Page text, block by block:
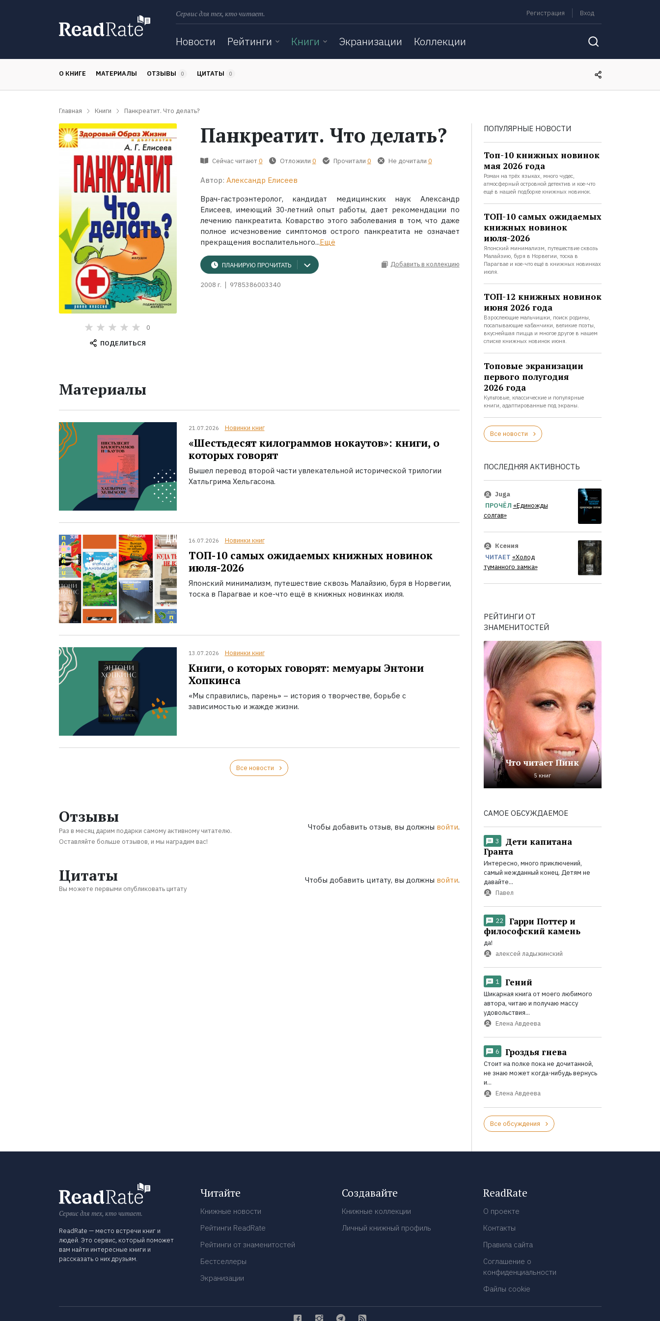
Сервис для тех, кто читает. Регистрация Вход
Новости Рейтинги Книги Экранизации Коллекции
О КНИГЕ МАТЕРИАЛЫ ОТЗЫВЫ 0 ЦИТАТЫ 0
Главная Книги Панкреатит. Что делать?
0
ПОДЕЛИТЬСЯ
Панкреатит. Что делать?
Сейчас читают 0 Отложили 0 Прочитали 0 Не дочитали 0
Автор: Александр Елисеев
Врач-гастроэнтеролог, кандидат медицинских наук Александр
Елисеев, имеющий 30-летний опыт работы, дает рекомендации по
лечению панкреатита. Коварство этого заболевания в том, что даже
полное исчезновение симптомов острого панкреатита не означает
прекращения воспалительного...Ещё
ПЛАНИРУЮ ПРОЧИТАТЬ Добавить в коллекцию
2008 г. 9785386003340
Материалы
21.07.2026 Новинки книг
«Шестьдесят килограммов нокаутов»: книги, о
которых говорят
Вышел перевод второй части увлекательной исторической трилогии
Хатльгрима Хельгасона.
16.07.2026 Новинки книг
ТОП-10 самых ожидаемых книжных новинок
июля-2026
Японский минимализм, путешествие сквозь Малайзию, буря в Норвегии,
тоска в Парагвае и кое-что ещё в книжных новинках июля.
13.07.2026 Новинки книг
Книги, о которых говорят: мемуары Энтони
Хопкинса
«Мы справились, парень» – история о творчестве, борьбе с
зависимостью и жажде жизни.
Все новости
Отзывы
Раз в месяц дарим подарки самому активному читателю.
Оставляйте больше отзывов, и мы наградим вас!
Чтобы добавить отзыв, вы должны войти.
Цитаты
Вы можете первыми опубликовать цитату
Чтобы добавить цитату, вы должны войти.
ПОПУЛЯРНЫЕ НОВОСТИ
Топ-10 книжных новинок
мая 2026 года
Роман на трёх языках, много чудес,
атмосферный островной детектив и кое-что
ещё в нашей подборке книжных новинок.
ТОП-10 самых ожидаемых
книжных новинок
июля-2026
Японский минимализм, путешествие сквозь
Малайзию, буря в Норвегии, тоска в
Парагвае и кое-что ещё в книжных новинках
июля.
ТОП-12 книжных новинок
июня 2026 года
Взрослеющие мальчишки, поиск родины,
посапывающие кабанчики, великие поэты,
вкуснейшая пицца и многое другое в нашем
списке книжных новинок июня.
Топовые экранизации
первого полугодия
2026 года
Культовые, классические и популярные
книги, адаптированные под экраны.
Все новости
ПОСЛЕДНЯЯ АКТИВНОСТЬ
Juga
ПРОЧЁЛ «Единожды
солгав»
Ксения
ЧИТАЕТ «Холод
туманного замка»
РЕЙТИНГИ ОТ
ЗНАМЕНИТОСТЕЙ
Что читает Пинк
5 книг
САМОЕ ОБСУЖДАЕМОЕ
3
Дети капитана
Гранта
Интересно, много приключений,
самый нежданный конец. Детям не
давайте...
Павел
22
Гарри Поттер и
философский камень
да!
алексей ладыжинский
1 Гений
Шикарная книга от моего любимого
автора, читаю и получаю массу
удовольствия...
Елена Авдеева
6 Гроздья гнева
Стоит на полке пока не дочитанной,
не знаю может когда-нибудь вернусь
и...
Елена Авдеева
Все обсуждения
Сервис для тех, кто читает.
ReadRate — место встречи книг и
людей. Это сервис, который поможет
вам найти интересные книги и
рассказать о них друзьям.
Читайте
Книжные новости
Рейтинги ReadRate
Рейтинги от знаменитостей
Бестселлеры
Экранизации
Создавайте
Книжные коллекции
Личный книжный профиль
ReadRate
О проекте
Контакты
Правила сайта
Соглашение о
конфиденциальности
Файлы cookie